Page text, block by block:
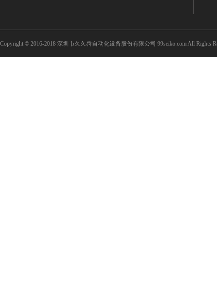
Copyright © 2016-2018 深圳市久久犇自动化设备股份有限公司 99seiko.com All Rights